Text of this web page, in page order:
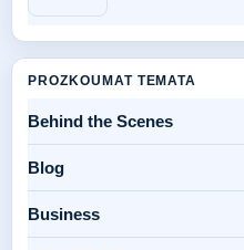
PROZKOUMAT TEMATA
Behind the Scenes
Blog
Business